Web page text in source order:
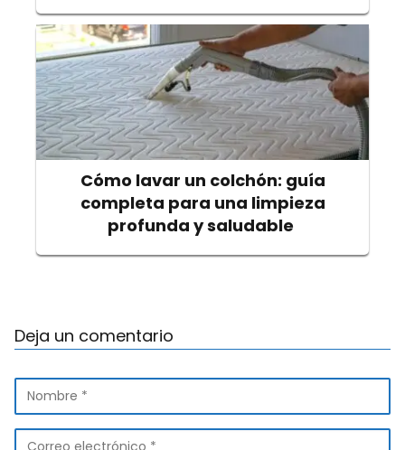
Cómo lavar un colchón: guía
completa para una limpieza
profunda y saludable
Deja un comentario